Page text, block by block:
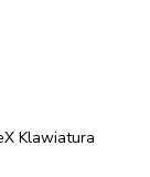
Klawiatura